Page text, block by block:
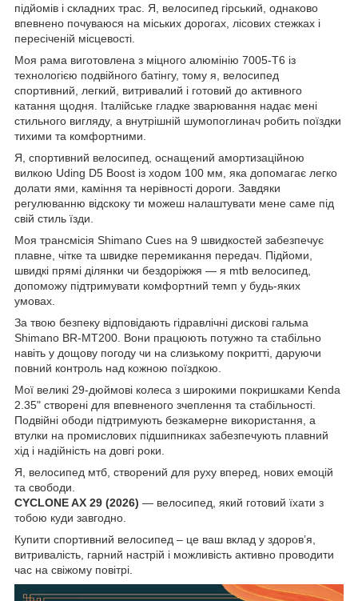
підйомів і складних трас. Я, велосипед гірський, однаково
впевнено почуваюся на міських дорогах, лісових стежках і
пересіченій місцевості.
Моя рама виготовлена з міцного алюмінію 7005-Т6 із
технологією подвійного батінгу, тому я, велосипед
спортивний, легкий, витривалий і готовий до активного
катання щодня. Італійське гладке зварювання надає мені
стильного вигляду, а внутрішній шумопоглинач робить поїздки
тихими та комфортними.
Я, спортивний велосипед, оснащений амортизаційною
вилкою Uding D5 Boost із ходом 100 мм, яка допомагає легко
долати ями, каміння та нерівності дороги. Завдяки
регулюванню відскоку ти можеш налаштувати мене саме під
свій стиль їзди.
Моя трансмісія Shimano Cues на 9 швидкостей забезпечує
плавне, чітке та швидке перемикання передач. Підйоми,
швидкі прямі ділянки чи бездоріжжя — я mtb велосипед,
допоможу підтримувати комфортний темп у будь-яких
умовах.
За твою безпеку відповідають гідравлічні дискові гальма
Shimano BR-MT200. Вони працюють потужно та стабільно
навіть у дощову погоду чи на слизькому покритті, даруючи
повний контроль над кожною поїздкою.
Мої великі 29-дюймові колеса з широкими покришками Kenda
2.35" створені для впевненого зчеплення та стабільності.
Подвійні ободи підтримують безкамерне використання, а
втулки на промислових підшипниках забезпечують плавний
хід і надійність на довгі роки.
Я, велосипед мтб, створений для руху вперед, нових емоцій
та свободи.
CYCLONE AX 29 (2026) — велосипед, який готовий їхати з
тобою куди завгодно.
Купити спортивний велосипед – це ваш вклад у здоров’я,
витривалість, гарний настрій і можливість активно проводити
час на свіжому повітрі.